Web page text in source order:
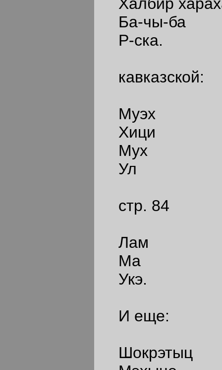
Ба-чы-ба
Р-ска.
кавказской:
Муэх
Хици
Мух
Ул
стр. 84
Лам
Ма
Укэ.
И еще:
Шокрэтыц